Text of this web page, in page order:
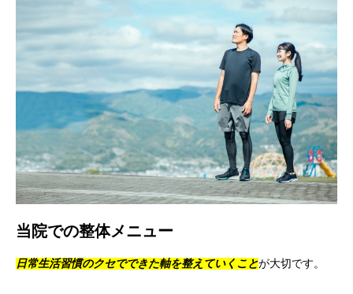
当院での整体メニュー
日常生活習慣のクセでできた軸を整えていくことが大切です。